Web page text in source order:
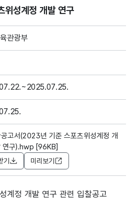
성계정 개발 연구
관광부
고서(2023년 기준 스포츠위성계정 개
연구).hwp [96KB]
기 미리보기
계정 개발 연구 관련 입찰공고